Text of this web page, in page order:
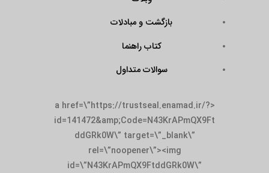
بازگشت و مبادلات
کتاب راهنما
سوالات متداول
<a href=\”https://trustseal.enamad.ir/?
id=141472&amp;Code=N43KrAPmQX9Ft
ddGRk0W\” target=\”_blank\”
rel=\”noopener\”><img
id=\”N43KrAPmQX9FtddGRk0W\”